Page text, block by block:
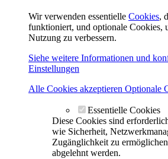
Wir verwenden essentielle Cookies,
funktioniert, und optionale Cookies,
Nutzung zu verbessern.
Siehe weitere Informationen und
Einstellungen
Alle Cookies akzeptieren Optionale
Essentielle Cookies
Diese Cookies sind
wie Sicherheit,
Zugänglichkeit zu
abgelehnt werden.